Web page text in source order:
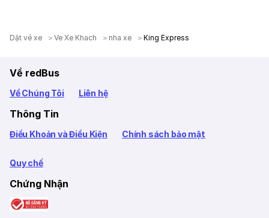
Dặt vé xe Ve Xe Khach nha xe King Express
Về redBus
Về Chúng Tôi Liên hệ
Thông Tin
Điều Khoản và Điều Kiện Chính sách bảo mật
Quy chế
Chứng Nhận